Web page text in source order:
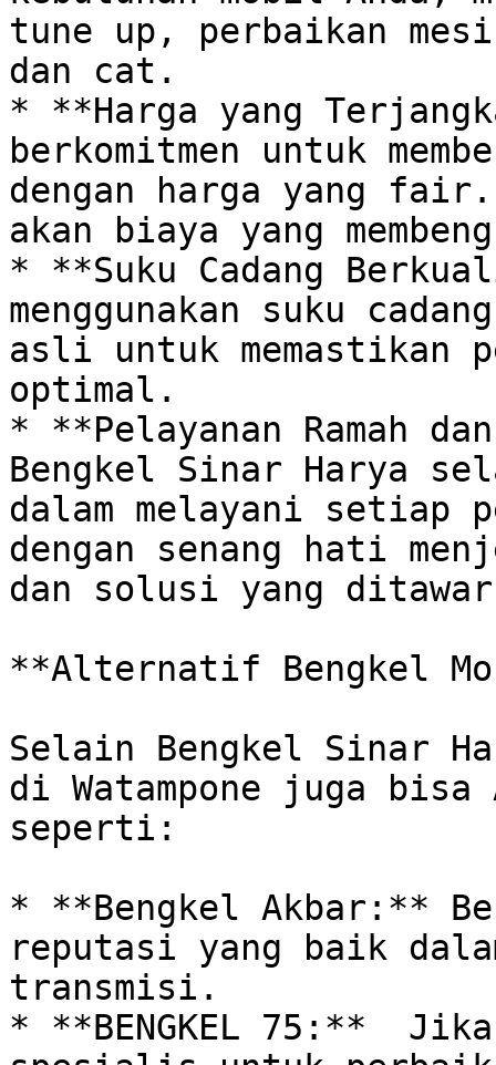
tune up, perbaikan
dan cat.
* **Harga yang
berkomitmen untuk
dengan harga yang
akan biaya yang
* **Suku Cadang
menggunakan suku
asli untuk memastikan
optimal.
* **Pelayanan Ramah
Bengkel Sinar Harya
dalam melayani setiap
dengan senang hati
dan solusi yang
**Alternatif Bengkel
Selain Bengkel Sinar
di Watampone juga bisa
seperti:
* **Bengkel Akbar:**
reputasi yang baik
transmisi.
* **BENGKEL 75:**